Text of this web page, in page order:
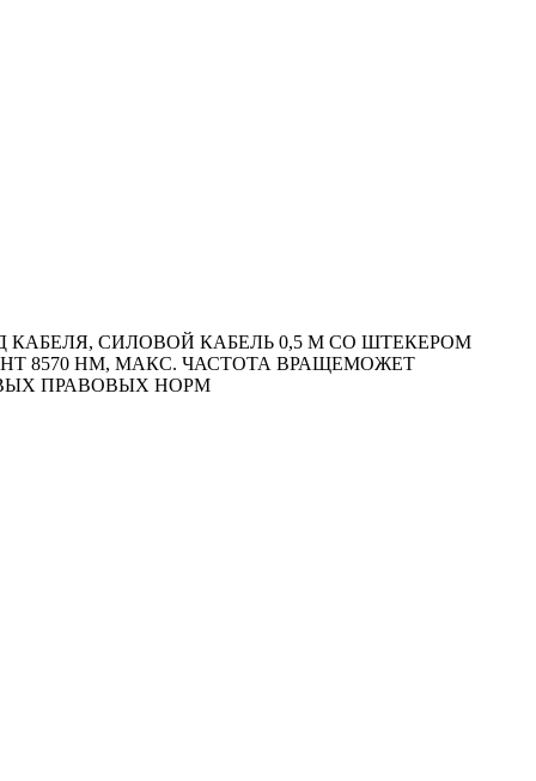
СИЛОВОЙ КАБЕЛЬ 0,5 М СО ШТЕКЕРОМ
8570 HM, МАКС. ЧАСТОТА ВРАЩЕМОЖЕТ
ПРАВОВЫХ НОРМ